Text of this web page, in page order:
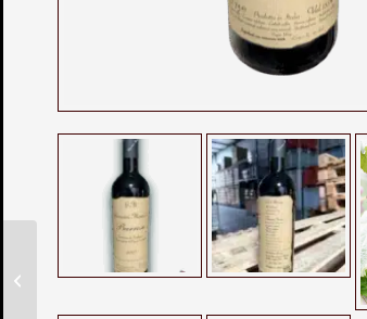
Pinot Noir Schistes